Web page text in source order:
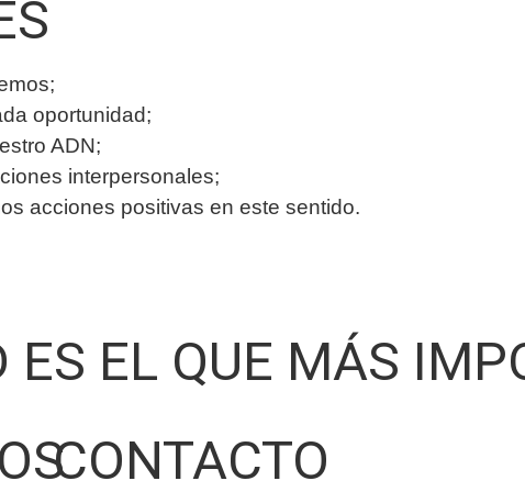
oportunidad;
ADN;
interpersonales;
acciones positivas en este sentido.
ES EL QUE MÁS
CONTACTO